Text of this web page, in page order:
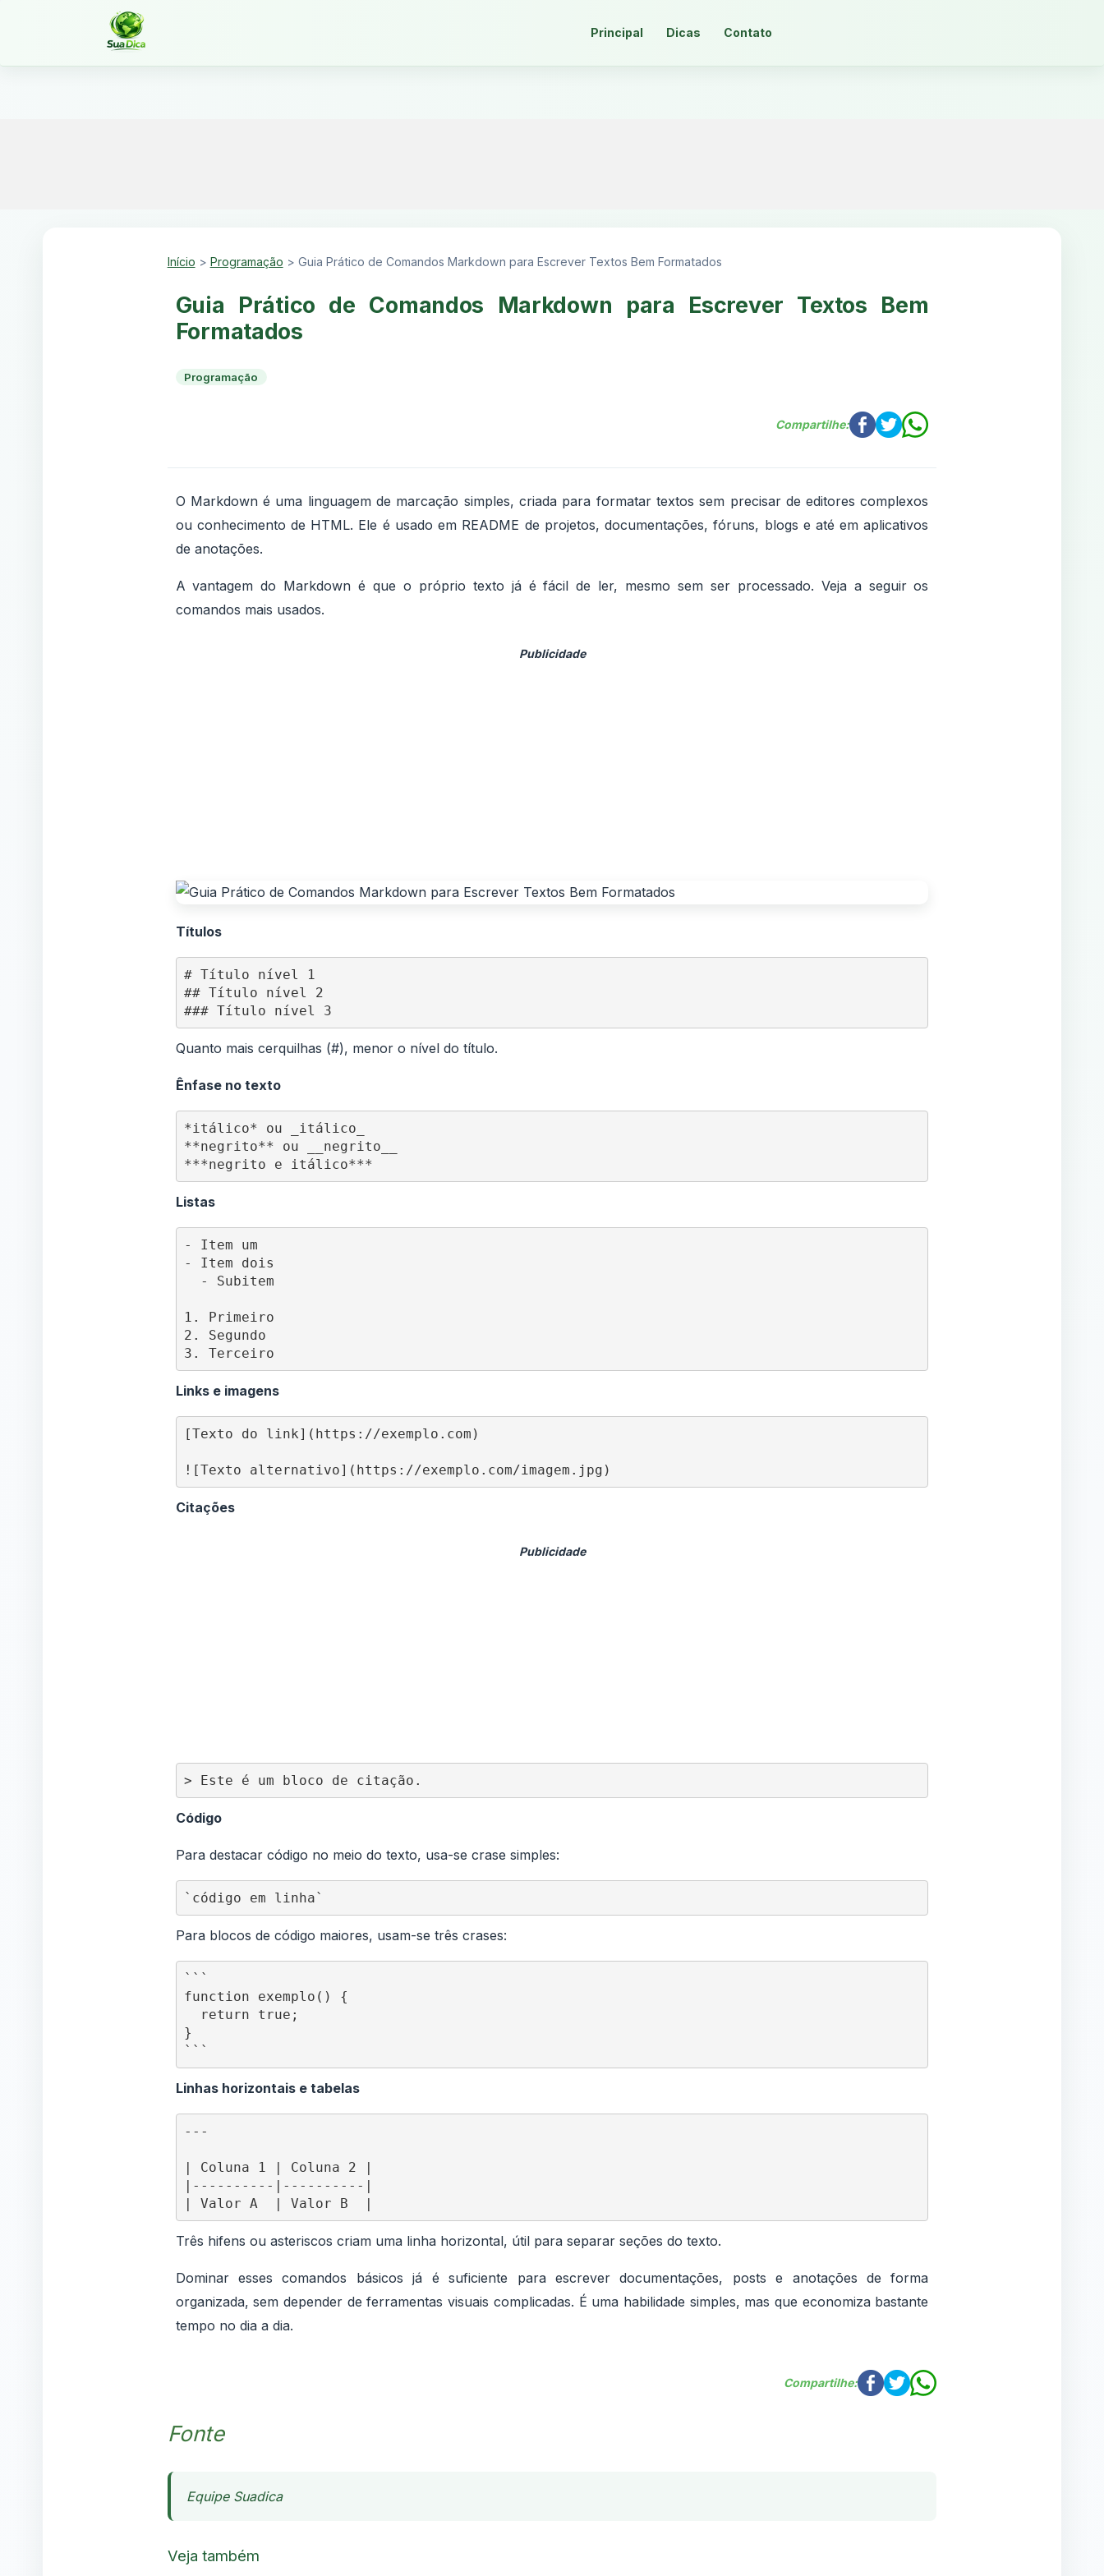
Principal Dicas Contato
Início > Programação > Guia Prático de Comandos Markdown para Escrever Textos Bem Formatados
Guia Prático de Comandos Markdown para Escrever Textos Bem
Formatados
Programação
Compartilhe:
O Markdown é uma linguagem de marcação simples, criada para formatar textos sem precisar de editores complexos
ou conhecimento de HTML. Ele é usado em README de projetos, documentações, fóruns, blogs e até em aplicativos
de anotações.
A vantagem do Markdown é que o próprio texto já é fácil de ler, mesmo sem ser processado. Veja a seguir os
comandos mais usados.
Títulos
# Título nível 1
## Título nível 2
### Título nível 3
Quanto mais cerquilhas (#), menor o nível do título.
Ênfase no texto
*itálico* ou _itálico_
**negrito** ou __negrito__
***negrito e itálico***
Listas
- Item um
- Item dois
  - Subitem
1. Primeiro
2. Segundo
3. Terceiro
Links e imagens
[Texto do link](https://exemplo.com)
![Texto alternativo](https://exemplo.com/imagem.jpg)
Citações
> Este é um bloco de citação.
Código
Para destacar código no meio do texto, usa-se crase simples:
`código em linha`
Para blocos de código maiores, usam-se três crases:
```
function exemplo() {
  return true;
}
```
Linhas horizontais e tabelas
---
| Coluna 1 | Coluna 2 |
|----------|----------|
| Valor A  | Valor B  |
Três hifens ou asteriscos criam uma linha horizontal, útil para separar seções do texto.
Dominar esses comandos básicos já é suficiente para escrever documentações, posts e anotações de forma
organizada, sem depender de ferramentas visuais complicadas. É uma habilidade simples, mas que economiza bastante
tempo no dia a dia.
Compartilhe:
Fonte
Equipe Suadica
Veja também